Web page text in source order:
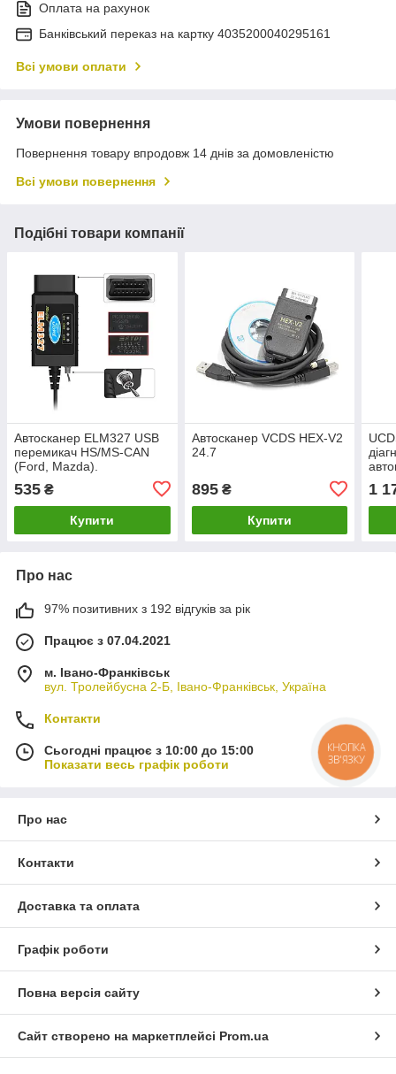
Оплата на рахунок
Банківський переказ на картку 4035200040295161
Всі умови оплати
Умови повернення
Повернення товару впродовж 14 днів за домовленістю
Всі умови повернення
Подібні товари компанії
Автосканер ELM327 USB
перемикач HS/MS-CAN
(Ford, Mazda).
535 ₴
Купити
Автосканер VCDS HEX-V2
24.7
895₴
Купити
1
Про нас
97% позитивних з 192 відгуків за рік
Працює з 07.04.2021
м. Івано-Франківськ
вул. Тролейбусна 2-Б, Івано-Франківськ, Україна
Контакти
Сьогодні працює з 10:00 до 15:00
Показати весь графік роботи
Про нас
Контакти
Доставка та оплата
Графік роботи
Повна версія сайту
Сайт створено на маркетплейсі Prom.ua
КНОПКА
ЗВ'ЯЗКУ